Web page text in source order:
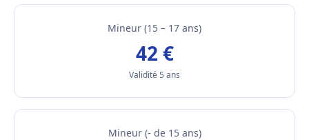
Mineur (15 – 17 ans)
42 €
Validité 5 ans
Mineur (- de 15 ans)